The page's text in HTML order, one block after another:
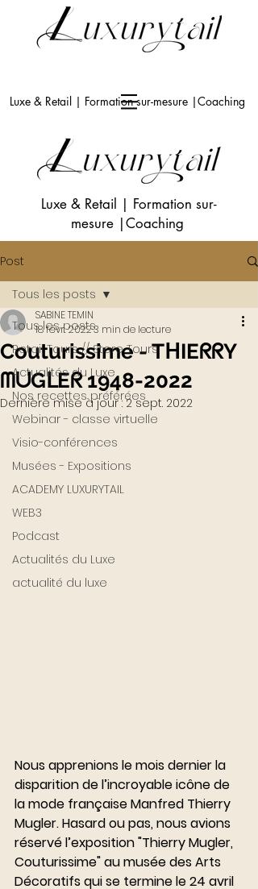
Luxe & Retail | Formation sur-mesure |Coaching
Luxe & Retail | Formation sur-
mesure |Coaching
Post
Tous les posts
Retail Tours // Store Tours
Actualités du Luxe
Nos recettes préférées
Webinar - classe virtuelle
Visio-conférences
Musées - Expositions
ACADEMY LUXURYTAIL
WEB3
Podcast
Actualités du Luxe
actualité du luxe
Tous les posts
Couturissime - TᕼIEᖇᖇY
ᗰᑌGᒪEᖇ 1948-2022
SABINE TEMIN
18 févr. 20223 min de lecture
Dernière mise à jour :2 sept. 2022
Nous apprenions le mois dernier la
disparition de l’incroyable icône de
la mode française Manfred Thierry
Mugler. Hasard ou pas, nous avions
réservé l’exposition "Thierry Mugler,
Couturissime" au musée des Arts
Décoratifs qui se termine le 24 avril